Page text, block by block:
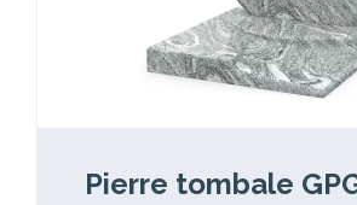
Pierre tombale